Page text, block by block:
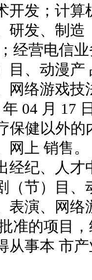
开发；计
研发、制
经营电信
目、动漫
网络游戏
04 月 17
保健以外
网上 销售
经纪、人
（节）目
表演、网
准的项目
从事本 市